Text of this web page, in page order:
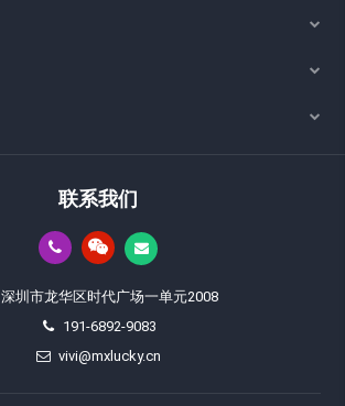
联系我们
深圳市龙华区时代广场一单元2008
191-6892-9083
vivi@mxlucky.cn